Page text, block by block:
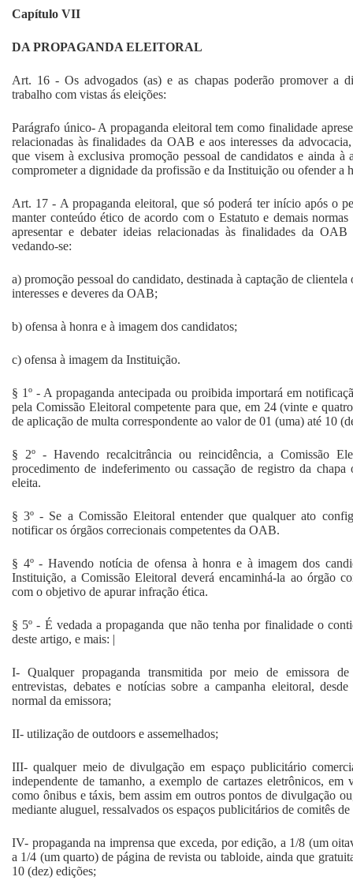
Capítulo VII
DA PROPAGANDA ELEITORAL
Art. 16 - Os advogados (as) e as chapas poderão promover a
trabalho com vistas ás eleições:
Parágrafo único- A propaganda eleitoral tem como finalidade
relacionadas às finalidades da OAB e aos interesses da
que visem à exclusiva promoção pessoal de candidatos e ainda à
comprometer a dignidade da profissão e da Instituição ou ofender a
Art. 17 - A propaganda eleitoral, que só poderá ter início após o
manter conteúdo ético de acordo com o Estatuto e demais
apresentar e debater ideias relacionadas às finalidades da
vedando-se:
a) promoção pessoal do candidato, destinada à captação de
interesses e deveres da OAB;
b) ofensa à honra e à imagem dos candidatos;
c) ofensa à imagem da Instituição.
§ 1º - A propaganda antecipada ou proibida importará em
pela Comissão Eleitoral competente para que, em 24 (vinte e
de aplicação de multa correspondente ao valor de 01 (uma) até 10
§ 2º - Havendo recalcitrância ou reincidência, a Comissão
procedimento de indeferimento ou cassação de registro da
eleita.
§ 3º - Se a Comissão Eleitoral entender que qualquer ato
notificar os órgãos correcionais competentes da OAB.
§ 4º - Havendo notícia de ofensa à honra e à imagem dos
Instituição, a Comissão Eleitoral deverá encaminhá-la ao órgão
com o objetivo de apurar infração ética.
§ 5º - É vedada a propaganda que não tenha por finalidade o
deste artigo, e mais: |
I- Qualquer propaganda transmitida por meio de emissora
entrevistas, debates e notícias sobre a campanha eleitoral,
normal da emissora;
II- utilização de outdoors e assemelhados;
III- qualquer meio de divulgação em espaço publicitário
independente de tamanho, a exemplo de cartazes eletrônicos, em
como ônibus e táxis, bem assim em outros pontos de divulgação
mediante aluguel, ressalvados os espaços publicitários de comitês
IV- propaganda na imprensa que exceda, por edição, a 1/8 (um
a 1/4 (um quarto) de página de revista ou tabloide, ainda que
10 (dez) edições;